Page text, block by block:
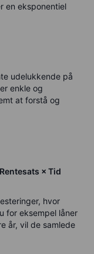
en eksponentiel
udelukkende på
enkle og
at forstå og
× Tid
hvor
for eksempel låner
år, vil de samlede